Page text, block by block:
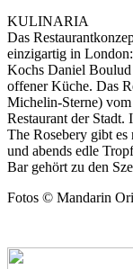
KULINARIA
Das
einzigartig in
Kochs Daniel
offener Küche. Das
Michelin-Sterne) vom
Restaurant der
The Rosebery gibt
und abends edle
Bar gehört zu den
Fotos © Mandarin